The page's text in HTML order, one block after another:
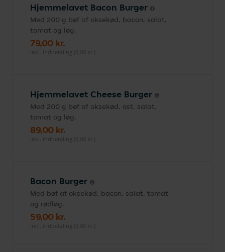
Hjemmelavet Bacon Burger
Med 200 g bøf af oksekød, bacon, salat,
tomat og løg.
79,00 kr.
inkl. indbetaling (0,00 kr.)
Hjemmelavet Cheese Burger
Med 200 g bøf af oksekød, ost, salat,
tomat og løg.
89,00 kr.
inkl. indbetaling (0,00 kr.)
Bacon Burger
Med bøf af oksekød, bacon, salat, tomat
og rødløg.
59,00 kr.
inkl. indbetaling (0,00 kr.)